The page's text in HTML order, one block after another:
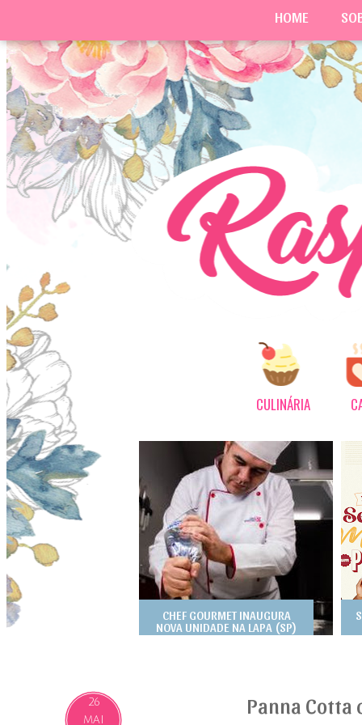
CULINÁRIA
CHEF GOURMET INAUGURA
NOVA UNIDADE NA LAPA (SP)
26
MAI
Panna Cotta
HOME